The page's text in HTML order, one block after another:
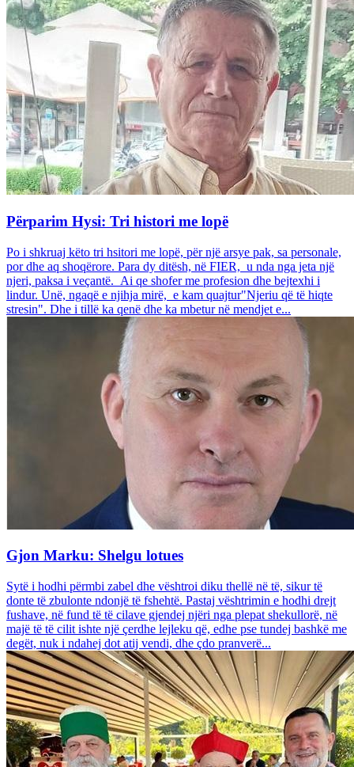
Përparim Hysi: Tri histori me lopë
Po i shkruaj këto tri hsitori me lopë, për një arsye pak, sa personale,
por dhe aq shoqërore. Para dy ditësh, në FIER, u nda nga jeta një
njeri, paksa i veçantë. Ai qe shofer me profesion dhe bejtexhi i
lindur. Unë, ngaqë e njihja mirë, e kam quajtur"Njeriu që të hiqte
stresin". Dhe i tillë ka qenë dhe ka mbetur në mendjet e...
Gjon Marku: Shelgu lotues
Sytë i hodhi përmbi zabel dhe vështroi diku thellë në të, sikur të
donte të zbulonte ndonjë të fshehtë. Pastaj vështrimin e hodhi drejt
fushave, në fund të të cilave gjendej njëri nga plepat shekullorë, në
majë të të cilit ishte një çerdhe lejleku që, edhe pse tundej bashkë me
degët, nuk i ndahej dot atij vendi, dhe çdo pranverë...